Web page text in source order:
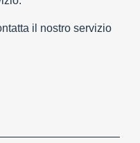
il nostro servizio